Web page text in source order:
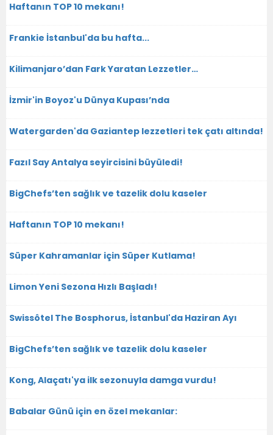
Haftanın TOP 10 mekanı!
Frankie İstanbul'da bu hafta...
Kilimanjaro’dan Fark Yaratan Lezzetler…
İzmir'in Boyoz'u Dünya Kupası’nda
Watergarden'da Gaziantep lezzetleri tek çatı altında!
Fazıl Say Antalya seyircisini büyüledi!
BigChefs’ten sağlık ve tazelik dolu kaseler
Haftanın TOP 10 mekanı!
Süper Kahramanlar için Süper Kutlama!
Limon Yeni Sezona Hızlı Başladı!
Swissôtel The Bosphorus, İstanbul'da Haziran Ayı
BigChefs’ten sağlık ve tazelik dolu kaseler
Kong, Alaçatı'ya ilk sezonuyla damga vurdu!
Babalar Günü için en özel mekanlar: